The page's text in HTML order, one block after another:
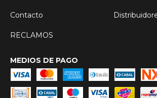
Contacto
RECLAMOS
MEDIOS DE PAGO